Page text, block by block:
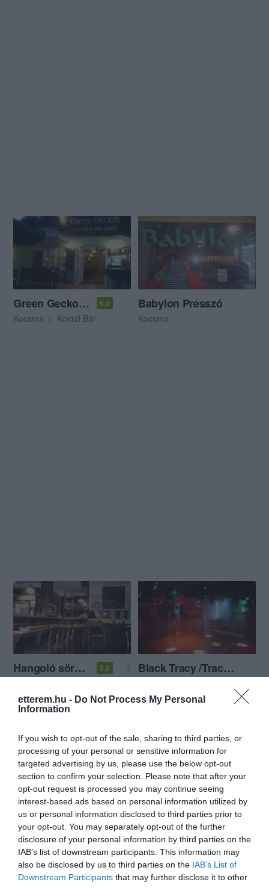
etterem.hu - Do Not Process My Personal
Information
If you wish to opt-out of the sale, sharing to third parties, or
processing of your personal or sensitive information for
targeted advertising by us, please use the below opt-out
section to confirm your selection. Please note that after your
opt-out request is processed you may continue seeing
interest-based ads based on personal information utilized by
us or personal information disclosed to third parties prior to
your opt-out. You may separately opt-out of the further
disclosure of your personal information by third parties on the
IAB’s list of downstream participants. This information may
also be disclosed by us to third parties on the IAB’s List of
Downstream Participants that may further disclose it to other
Green Gecko Bar 5.0
Kocsma Koktél Bár
Babylon Presszó
Kocsma
Hangoló sörház 5.0
$
Black Tracy /Tracy Cafe
Kislugas Söröző 5.0 Dali kávézó 5.0
Kávézó
Lounge Bár